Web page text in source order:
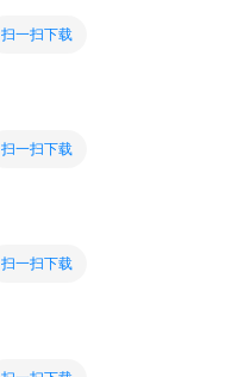
扫一扫下载
扫一扫下载
扫一扫下载